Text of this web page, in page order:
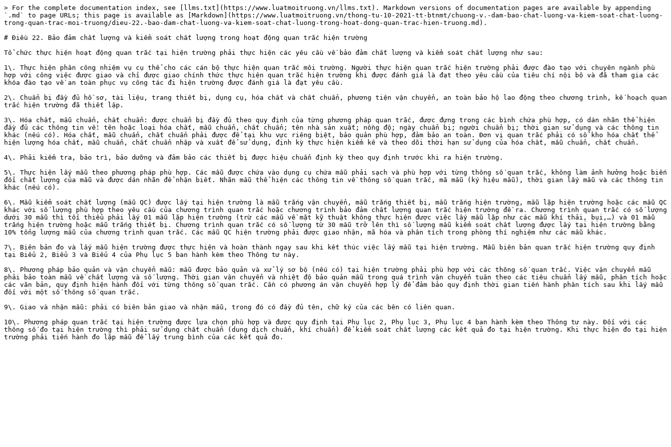
> For the complete documentation index, see [llms.txt](https://www.luatmoitruong.vn/llms.txt). Markdown versions of documentation pages are available by appending
`.md` to page URLs; this page is available as [Markdown](https://www.luatmoitruong.vn/thong-tu-10-2021-tt-btnmt/chuong-v.-dam-bao-chat-luong-va-kiem-soat-chat-luong-
trong-quan-trac-moi-truong/dieu-22.-bao-dam-chat-luong-va-kiem-soat-chat-luong-trong-hoat-dong-quan-trac-hien-truong.md).
# Điều 22. Bảo đảm chất lượng và kiểm soát chất lượng trong hoạt động quan trắc hiện trường
Tổ chức thực hiện hoạt động quan trắc tại hiện trường phải thực hiện các yêu cầu về bảo đảm chất lượng và kiểm soát chất lượng như sau:
1\. Thực hiện phân công nhiệm vụ cụ thể cho các cán bộ thực hiện quan trắc môi trường. Người thực hiện quan trắc hiện trường phải được đào tạo với chuyên ngành phù
hợp với công việc được giao và chỉ được giao chính thức thực hiện quan trắc hiện trường khi được đánh giá là đạt theo yêu cầu của tiêu chí nội bộ và đã tham gia các
khóa đào tạo về an toàn phục vụ công tác đi hiện trường được đánh giá là đạt yêu cầu.
2\. Chuẩn bị đầy đủ hồ sơ, tài liệu, trang thiết bị, dụng cụ, hóa chất và chất chuẩn, phương tiện vận chuyển, an toàn bảo hộ lao động theo chương trình, kế hoạch quan
trắc hiện trường đã thiết lập.
3\. Hóa chất, mẫu chuẩn, chất chuẩn: được chuẩn bị đầy đủ theo quy định của từng phương pháp quan trắc, được đựng trong các bình chứa phù hợp, có dán nhãn thể hiện
đầy đủ các thông tin về: tên hoặc loại hóa chất, mẫu chuẩn, chất chuẩn; tên nhà sản xuất; nồng độ; ngày chuẩn bị; người chuẩn bị; thời gian sử dụng và các thông tin
khác (nếu có). Hóa chất, mẫu chuẩn, chất chuẩn phải được để tại khu vực riêng biệt, bảo quản phù hợp, đảm bảo an toàn. Đơn vị quan trắc phải có sổ kho hóa chất thể
hiện lượng hóa chất, mẫu chuẩn, chất chuẩn nhập và xuất để sử dụng, định kỳ thực hiện kiểm kê và theo dõi thời hạn sử dụng của hóa chất, mẫu chuẩn, chất chuẩn.
4\. Phải kiểm tra, bảo trì, bảo dưỡng và đảm bảo các thiết bị được hiệu chuẩn định kỳ theo quy định trước khi ra hiện trường.
5\. Thực hiện lấy mẫu theo phương pháp phù hợp. Các mẫu được chứa vào dụng cụ chứa mẫu phải sạch và phù hợp với từng thông số quan trắc, không làm ảnh hưởng hoặc biến
đổi chất lượng của mẫu và được dán nhãn để nhận biết. Nhãn mẫu thể hiện các thông tin về thông số quan trắc, mã mẫu (ký hiệu mẫu), thời gian lấy mẫu và các thông tin
khác (nếu có).
6\. Mẫu kiểm soát chất lượng (mẫu QC) được lấy tại hiện trường là mẫu trắng vận chuyển, mẫu trắng thiết bị, mẫu trắng hiện trường, mẫu lặp hiện trường hoặc các mẫu QC
khác với số lượng phù hợp theo yêu cầu của chương trình quan trắc hoặc chương trình bảo đảm chất lượng quan trắc hiện trường đề ra. Chương trình quan trắc có số lượng
dưới 30 mẫu thì tối thiểu phải lấy 01 mẫu lặp hiện trường (trừ các mẫu về mặt kỹ thuật không thực hiện được việc lấy mẫu lặp như các mẫu khí thải, bụi,…) và 01 mẫu
trắng hiện trường hoặc mẫu trắng thiết bị. Chương trình quan trắc có số lượng từ 30 mẫu trở lên thì số lượng mẫu kiểm soát chất lượng được lấy tại hiện trường bằng
10% tổng lượng mẫu của chương trình quan trắc. Các mẫu QC hiện trường phải được giao nhận, mã hóa và phân tích trong phòng thí nghiệm như các mẫu khác.
7\. Biên bản đo và lấy mẫu hiện trường được thực hiện và hoàn thành ngay sau khi kết thúc việc lấy mẫu tại hiện trường. Mẫu biên bản quan trắc hiện trường quy định
tại Biểu 2, Biểu 3 và Biểu 4 của Phụ lục 5 ban hành kèm theo Thông tư này.
8\. Phương pháp bảo quản và vận chuyển mẫu: mẫu được bảo quản và xử lý sơ bộ (nếu có) tại hiện trường phải phù hợp với các thông số quan trắc. Việc vận chuyển mẫu
phải bảo toàn mẫu về chất lượng và số lượng. Thời gian vận chuyển và nhiệt độ bảo quản mẫu trong quá trình vận chuyển tuân theo các tiêu chuẩn lấy mẫu, phân tích hoặc
các văn bản, quy định hiện hành đối với từng thông số quan trắc. Cần có phương án vận chuyển hợp lý để đảm bảo quy định thời gian tiến hành phân tích sau khi lấy mẫu
đối với một số thông số quan trắc.
9\. Giao và nhận mẫu: phải có biên bản giao và nhận mẫu, trong đó có đầy đủ tên, chữ ký của các bên có liên quan.
10\. Phương pháp quan trắc tại hiện trường được lựa chọn phù hợp và được quy định tại Phụ lục 2, Phụ lục 3, Phụ lục 4 ban hành kèm theo Thông tư này. Đối với các
thông số đo tại hiện trường thì phải sử dụng chất chuẩn (dung dịch chuẩn, khí chuẩn) để kiểm soát chất lượng các kết quả đo tại hiện trường. Khi thực hiện đo tại hiện